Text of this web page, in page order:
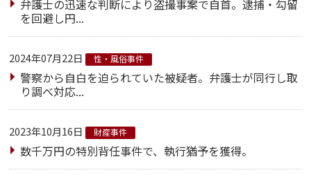
弁護士の迅速な判断により盗撮事案で自首。逮捕・勾留
を回避し円...
2024年07月22日 性・風俗事件
警察から自白を迫られていた被疑者。弁護士が同行し取
り調べ対応...
2023年10月16日 財産事件
数千万円の特別背任事件で、執行猶予を獲得。